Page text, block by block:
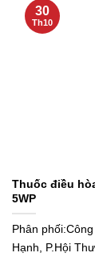
Thuốc điều
5WP
Phân
Hạnh, P.Hội
30
Th10